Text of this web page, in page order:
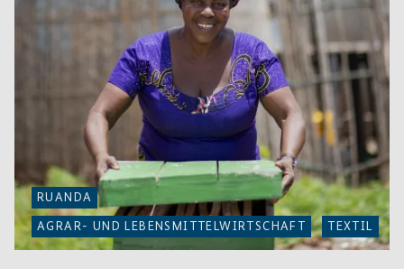
RUANDA
AGRAR- UND LEBENSMITTELWIRTSCHAFT TEXTIL